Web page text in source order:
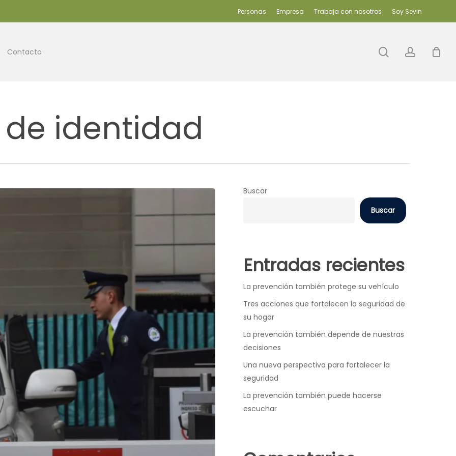
Personas Empresa Trabaja con nosotros Soy Sevin
Contacto search
identidad
Buscar
Buscar
Entradas recientes
La prevención también protege su vehículo
Tres acciones que fortalecen la seguridad de
su hogar
La prevención también depende de nuestras
decisiones
Una nueva perspectiva para fortalecer la
seguridad
La prevención también puede hacerse
escuchar